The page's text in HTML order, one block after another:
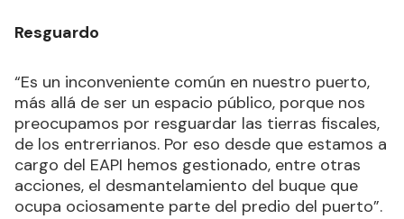
Resguardo
“Es un inconveniente común en nuestro puerto,
más allá de ser un espacio público, porque nos
preocupamos por resguardar las tierras fiscales,
de los entrerrianos. Por eso desde que estamos a
cargo del EAPI hemos gestionado, entre otras
acciones, el desmantelamiento del buque que
ocupa ociosamente parte del predio del puerto”.